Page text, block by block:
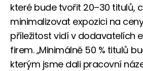
které bude tvořit 20–30 titulů,
minimalizovat expozici na
příležitost vidí v dodavatelích
firem. „Minimálně 50 % titulů
kterým jsme dali pracovní